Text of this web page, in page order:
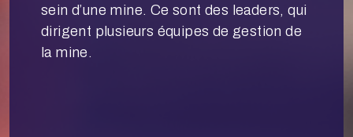
sein d’une mine. Ce sont des leaders, qui
dirigent plusieurs équipes de gestion de
la mine.